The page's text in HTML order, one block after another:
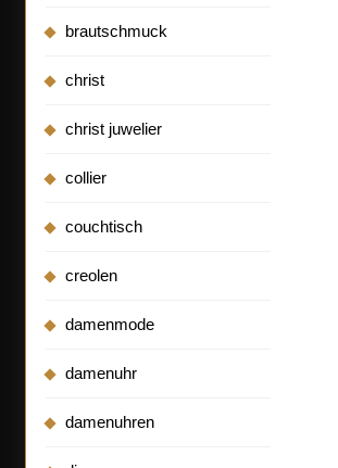
brautschmuck
christ
christ juwelier
collier
couchtisch
creolen
damenmode
damenuhr
damenuhren